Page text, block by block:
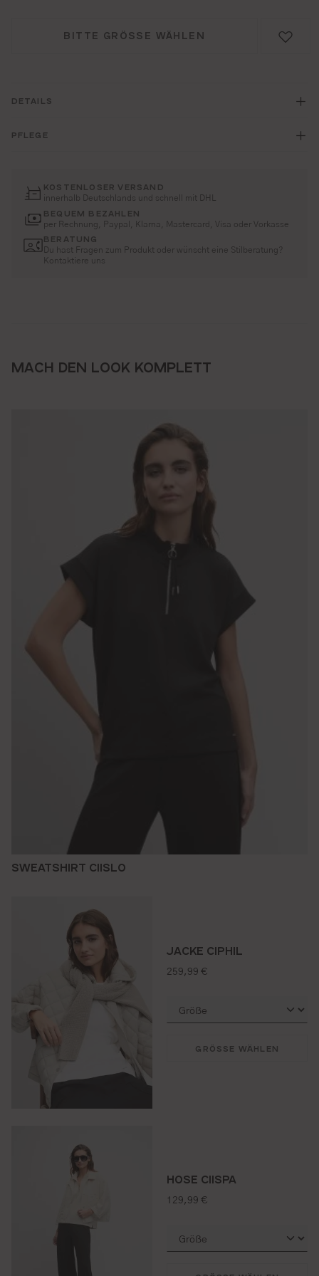
BITTE GRÖSSE WÄHLEN
DETAILS
PFLEGE
KOSTENLOSER VERSAND
innerhalb Deutschlands und schnell mit DHL
BEQUEM BEZAHLEN
per Rechnung, Paypal, Klarna, Mastercard, Visa oder Vorkasse
BERATUNG
Du hast Fragen zum Produkt oder wünscht eine Stilberatung?
Kontaktiere uns
MACH DEN LOOK KOMPLETT
SWEATSHIRT CIISLO
JACKE CIPHIL
regulärer preis:
259,99 €
GRÖSSE WÄHLEN
HOSE CIISPA
regulärer preis:
129,99 €